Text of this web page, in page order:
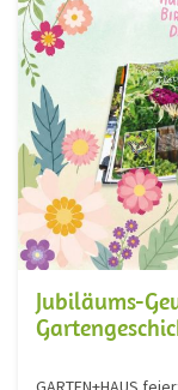
Jubiläums-